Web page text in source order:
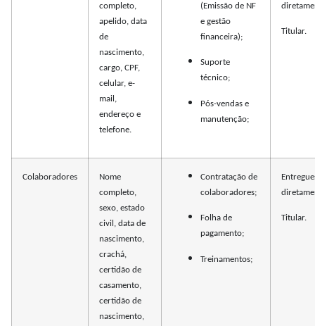
completo,
apelido, data
de
nascimento,
cargo, CPF,
celular, e-
mail,
endereço e
telefone.
(Emissão de NF
e gestão
financeira);
Suporte
técnico;
Pós-vendas e
manutenção;
Titular.
Colaboradores
Nome
completo,
sexo, estado
civil, data de
nascimento,
crachá,
certidão de
casamento,
certidão de
nascimento,
Contratação de
colaboradores;
Folha de
pagamento;
Treinamentos;
Titular.